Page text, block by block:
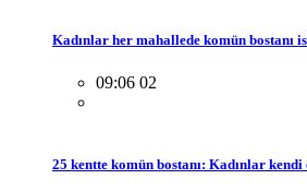
Kadınlar her mahallede komün bostanı
09:06 02
25 kentte komün bostanı: Kadınlar